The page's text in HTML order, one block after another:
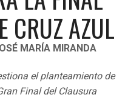
CRUZ AZUL
MARÍA MIRANDA
el planteamiento de
Final del Clausura